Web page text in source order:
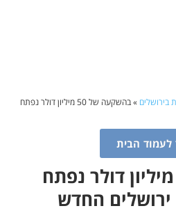
בירושלים » בהשקעה של 50 מיליון דולר נפתח
לעמוד הבית
בהשקעה של 50 מיליון דולר נפתח
ירושלים החדש